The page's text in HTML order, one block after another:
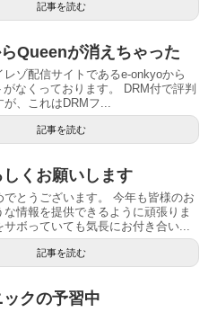
記事を読む
Queenが消えちゃった
レゾ配信サイトであるe-onkyoから
なくっております。 DRM付で評判
が、これはDRMフ...
記事を読む
くお願いします
でとうございます。 今年も皆様のお
情報を提供できるように頑張りま
サボっていても気長にお付き合い...
記事を読む
クの予習中